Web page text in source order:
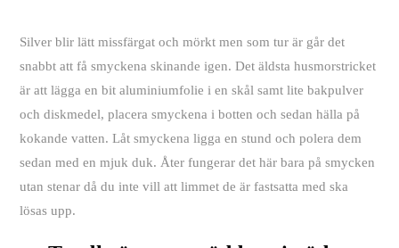
Silver blir lätt missfärgat och mörkt men som tur är går det
snabbt att få smyckena skinande igen. Det äldsta husmorstricket
är att lägga en bit aluminiumfolie i en skål samt lite bakpulver
och diskmedel, placera smyckena i botten och sedan hälla på
kokande vatten. Låt smyckena ligga en stund och polera dem
sedan med en mjuk duk. Åter fungerar det här bara på smycken
utan stenar då du inte vill att limmet de är fastsatta med ska
lösas upp.